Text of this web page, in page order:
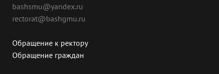
bashsmu@yandex.ru
rectorat@bashgmu.ru
Обращение к ректору
Обращение граждан